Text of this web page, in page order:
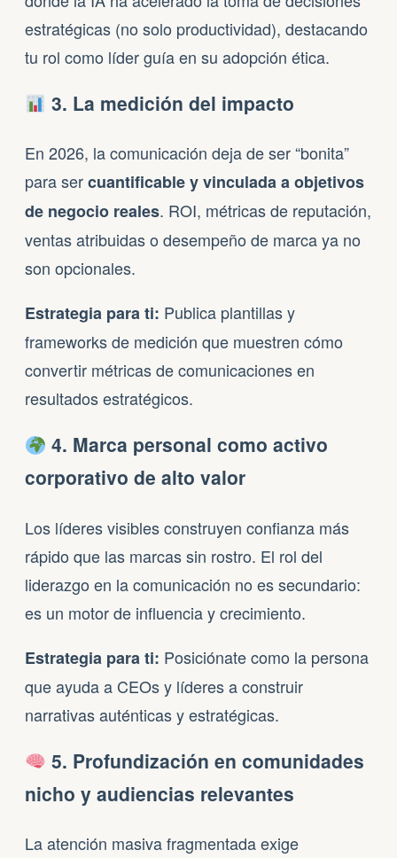
estratégicas (no solo productividad), destacando
tu rol como líder guía en su adopción ética.
3. La medición del impacto
En 2026, la comunicación deja de ser “bonita”
para sercuantificable y vinculada a objetivos
de negocio reales. ROI, métricas de reputación,
ventas atribuidas o desempeño de marca ya no
son opcionales.
Estrategia para ti: Publica plantillas y
frameworks de medición que muestren cómo
convertir métricas de comunicaciones en
resultados estratégicos.
4. Marca personal como activo
corporativo de alto valor
Los líderes visibles construyen confianza más
rápido que las marcas sin rostro. El rol del
liderazgo en la comunicación no es secundario:
es un motor de influencia y crecimiento.
Estrategia para ti: Posiciónate como la persona
que ayuda a CEOs y líderes a construir
narrativas auténticas y estratégicas.
5. Profundización en comunidades
nicho y audiencias relevantes
La atención masiva fragmentada exige